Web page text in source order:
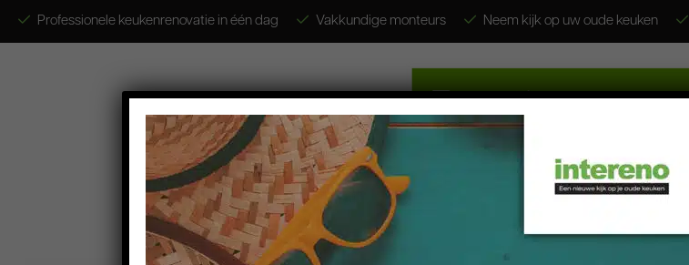
Professionele keukenrenovatie in één dag Vakkundige monteurs Neem kijk op uw oude keuken